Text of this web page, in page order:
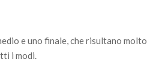
e uno finale, che risultano molto
i modi.